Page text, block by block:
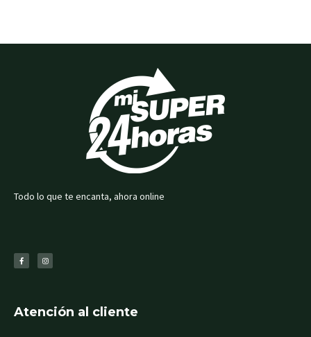
Todo lo que te encanta, ahora online
c
e
b
s
t
a
Atención al cliente